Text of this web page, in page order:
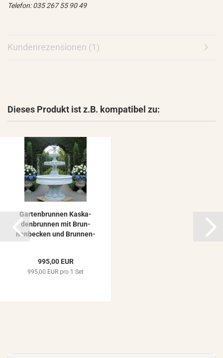
Telefon: 035 267 55 90 49
Kundenrezensionen (1)
Dieses Produkt ist z.B. kompatibel zu:
Gar­ten­brun­nen Kas­ka­
den­brun­nen mit Brun­
nen­be­cken und Brun­nen­
995,00 EUR
995,00 EUR pro 1 Set